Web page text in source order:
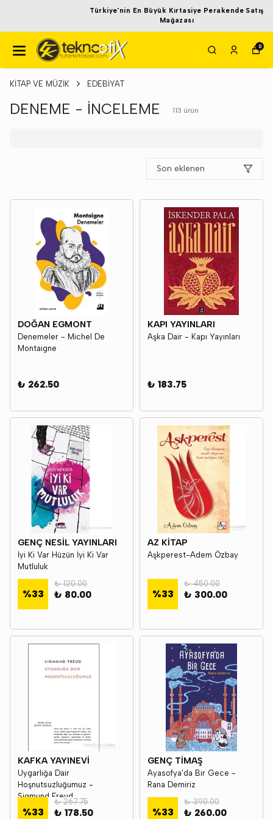
Türkiye'nin En Büyük Kırtasiye Perakende Satış
0
KİTAP VE MÜZİK EDEBİYAT
DENEME - İNCELEME 113 ürün
Son eklenen
DOĞAN EGMONT
Denemeler - Michel De
Montaigne
₺ 262.50
KAPI YAYINLARI
Aşka Dair - Kapı Yayınları
₺ 183.75
GENÇ NESİL YAYINLARI
İyi Ki Var Hüzün İyi Ki Var
Mutluluk
%33
₺ 120.00
₺ 80.00
AZ KİTAP
Aşkperest-Adem Özbay
%33
₺ 450.00
₺ 300.00
KAFKA YAYINEVİ
Uygarlığa Dair
Hoşnutsuzluğumuz -
Sigmund Freud
%33
₺ 267.75
₺ 178.50
GENÇ TİMAŞ
Ayasofya'da Bir Gece -
Rana Demiriz
%33
₺ 390.00
₺ 260.00